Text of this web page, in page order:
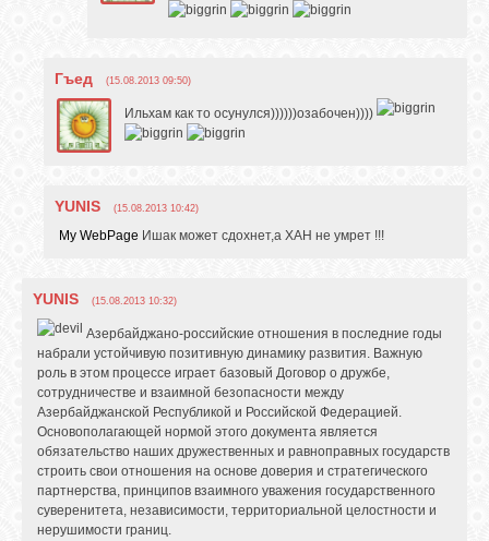
Гъед (15.08.2013 09:50)
Ильхам как то осунулся))))))озабочен))))
YUNIS (15.08.2013 10:42)
My WebPage Ишак может сдохнет,а ХАН не умрет !!!
YUNIS (15.08.2013 10:32)
Азербайджано-российские отношения в последние годы
набрали устойчивую позитивную динамику развития. Важную
роль в этом процессе играет базовый Договор о дружбе,
сотрудничестве и взаимной безопасности между
Азербайджанской Республикой и Российской Федерацией.
Основополагающей нормой этого документа является
обязательство наших дружественных и равноправных государств
строить свои отношения на основе доверия и стратегического
партнерства, принципов взаимного уважения государственного
суверенитета, независимости, территориальной целостности и
нерушимости границ.